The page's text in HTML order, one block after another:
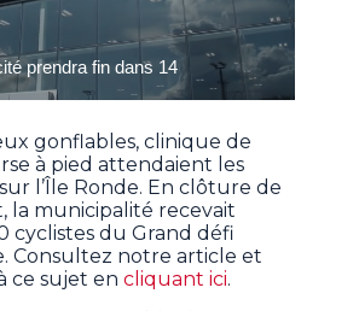
gonflables, clinique de
à pied attendaient les
l’Île Ronde. En clôture de
la municipalité recevait
cyclistes du Grand défi
Consultez notre article et
ce sujet encliquant ici.